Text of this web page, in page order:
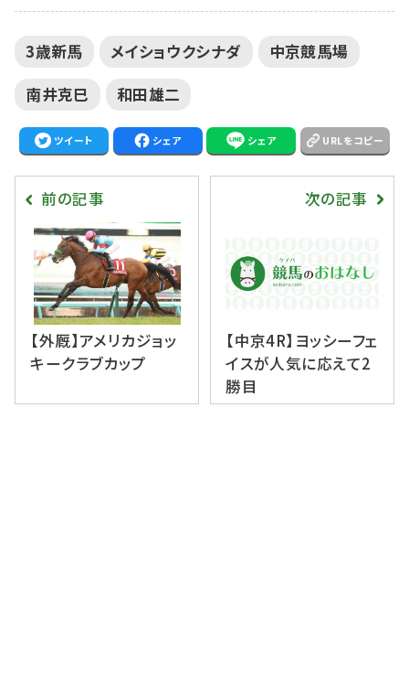
3歳新馬 メイショウクシナダ
中京競馬場
南井克巳
和田雄二
ツイート シェア シェア URLをコピー
前の記事
【外厩】アメリカジョッ
キークラブカップ
次の記事
【中京4R】ヨッシーフェ
イスが人気に応えて2
勝目